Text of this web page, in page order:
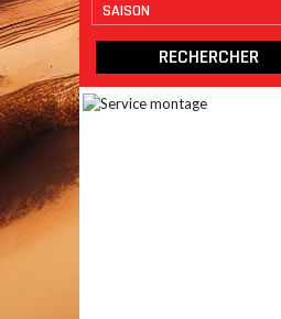
SAISON